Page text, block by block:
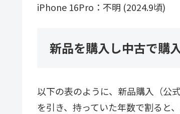
iPhone 16Pro：不明 (2024.9頃)
新品を購入し中古で購
以下の表のように、新品購入（公
を引き、持っていた年数で割ると、